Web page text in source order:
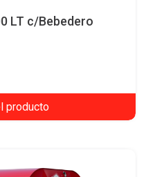
LT c/Bebedero
producto